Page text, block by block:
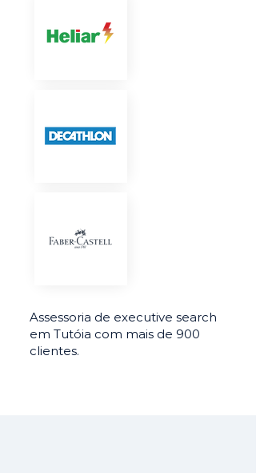
Assessoria de executive search
em Tutóia com mais de 900
clientes.